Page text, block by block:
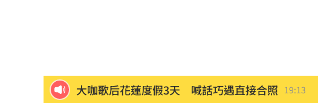
大咖歌后花蓮度假3天 喊話巧遇直接合照 19:13